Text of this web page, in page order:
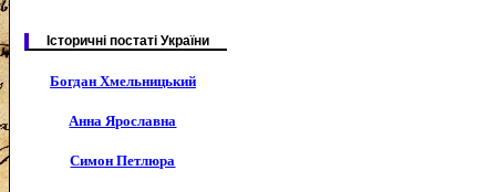
Історичні постаті України
Богдан Хмельницький
Анна Ярославна
Симон Петлюра